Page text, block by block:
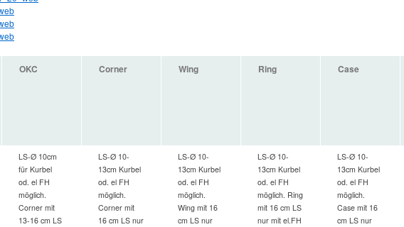
OKC Corner Wing Ring Case
LS-Ø 10cm
für Kurbel
od. el FH
möglich.
Corner mit
13-16 cm LS
LS-Ø 10-
13cm Kurbel
od. el FH
möglich.
Corner mit
16 cm LS nur
LS-Ø 10-
13cm Kurbel
od. el FH
möglich.
Wing mit 16
cm LS nur
LS-Ø 10-
13cm Kurbel
od. el FH
möglich. Ring
mit 16 cm LS
nur mit el.FH
LS-Ø 10-
13cm Kurbel
od. el FH
möglich.
Case mit 16
cm LS nur